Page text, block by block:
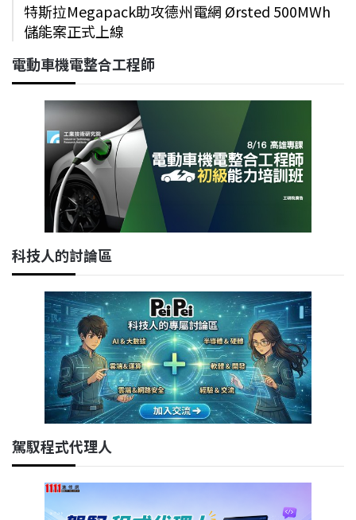
特斯拉Megapack助攻德州電網 Ørsted 500MWh
儲能案正式上線
電動車機電整合工程師
科技人的討論區
駕馭程式代理人